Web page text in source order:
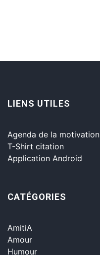
LIENS UTILES
Agenda de la motivation
T-Shirt citation
Application Android
CATÉGORIES
AmitiA
Amour
Humour